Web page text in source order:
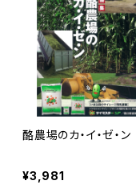
酪農場のカ・イ・ゼ
Dairy
SIONAL Vol.8
¥3,981